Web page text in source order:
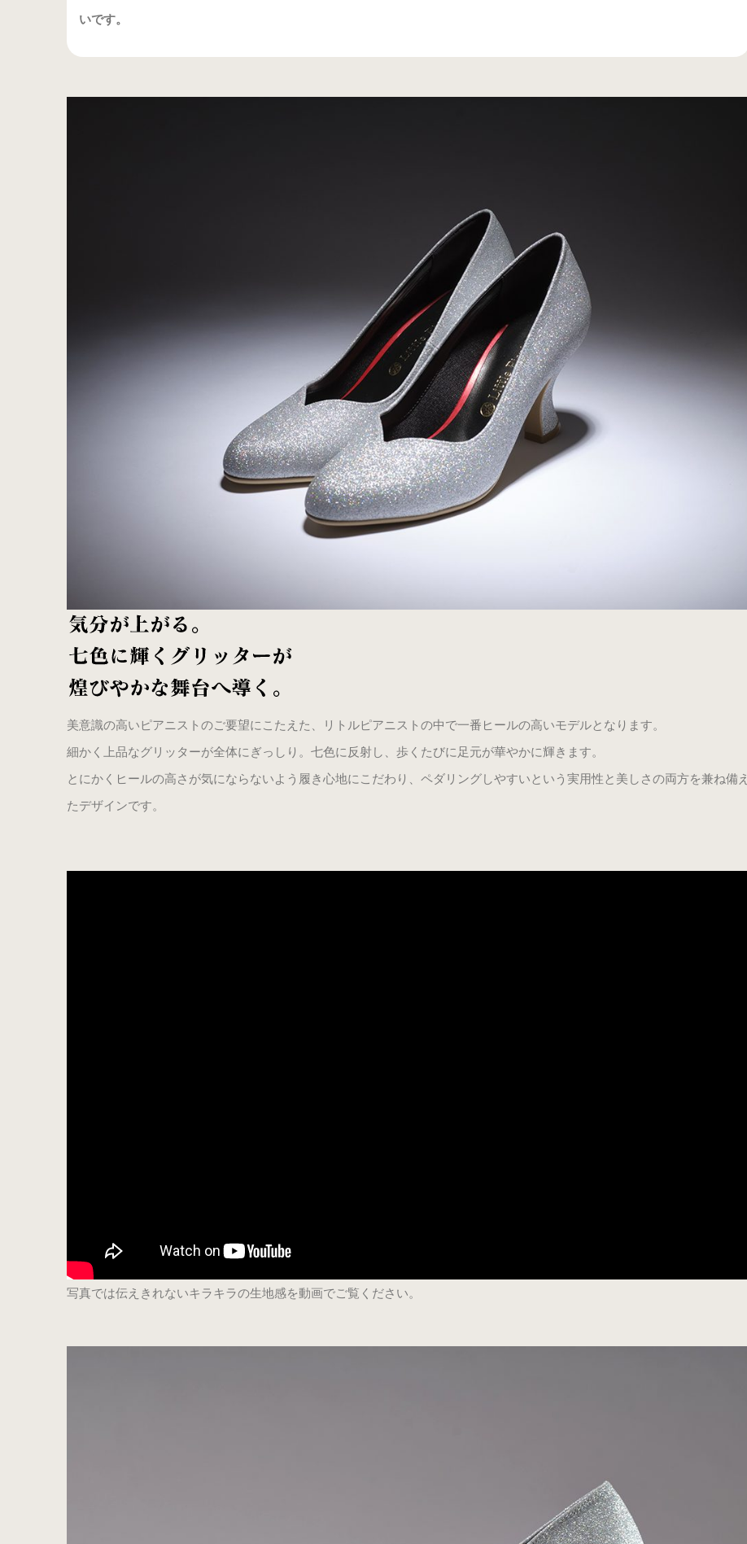
いです。
美意識の高いピアニストのご要望にこたえた、リトルピアニストの中で一番ヒールの高いモデルとなります。
細かく上品なグリッターが全体にぎっしり。七色に反射し、歩くたびに足元が華やかに輝きます。
とにかくヒールの高さが気にならないよう履き心地にこだわり、ペダリングしやすいという実用性と美しさの両方を兼ね備え
たデザインです。
写真では伝えきれないキラキラの生地感を動画でご覧ください。